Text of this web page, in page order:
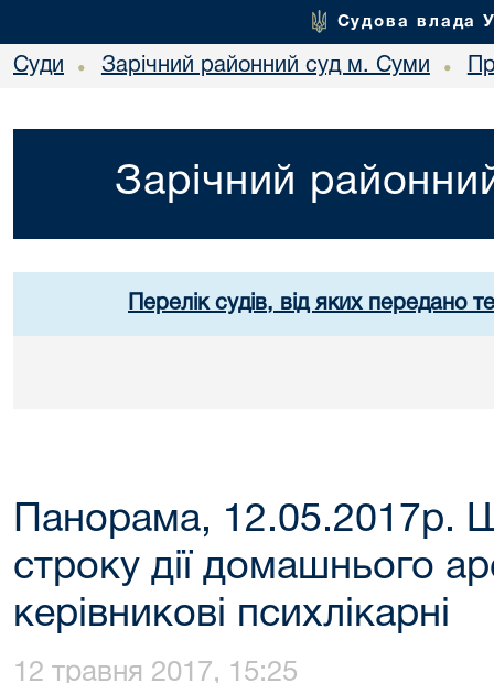
Судова влада
Суди • Зарічний районний суд м. Суми •
Зарічний
Перелік судів, від яких передано
Панорама, 12.05.2017р.
строку дії домашнього
керівникові психлікарні
12 травня 2017, 15:25